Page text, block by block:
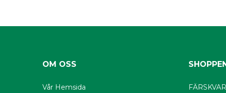
OM OSS
Vår Hemsida